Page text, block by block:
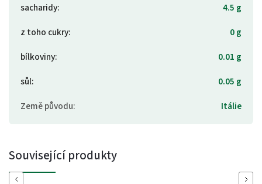
sacharidy:
4.5 g
z toho cukry:
0 g
bílkoviny:
0.01 g
sůl:
0.05 g
Země původu: Itálie
Související produkty
Previous Next